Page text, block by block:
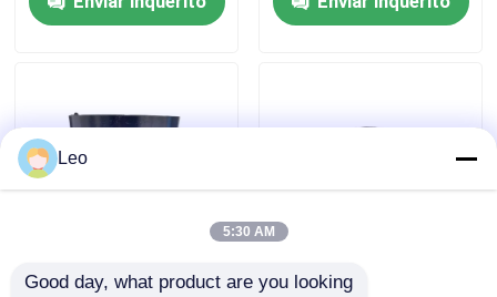
Controle de Qualidade
notícias
Tubulações termoplásticos reforçadas
SY/T6662.2-2020
(até 140 caracteres)
SY/T6662.2-2020
Tubos compostos Fibra resistente
Leo
5:30 AM
Good day, what product are you looking